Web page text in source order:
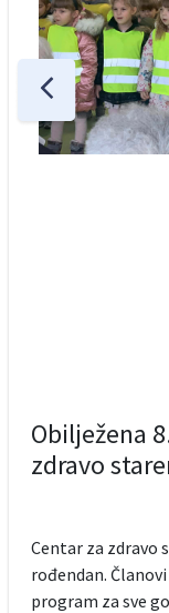
Obilježena
zdravo
Centar za zdravo
rođendan.
program za sve